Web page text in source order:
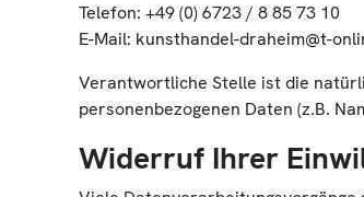
Telefon: +49 (0) 6723 / 8 85 73 10
E-Mail: kunsthandel-draheim@t-
Verantwortliche Stelle ist die
personenbezogenen Daten (z.B.
Widerruf Ihrer